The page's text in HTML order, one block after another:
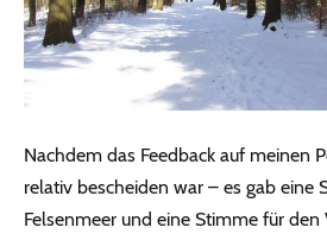
Nachdem das Feedback auf meinen
relativ bescheiden war – es gab eine
Felsenmeer und eine Stimme für den